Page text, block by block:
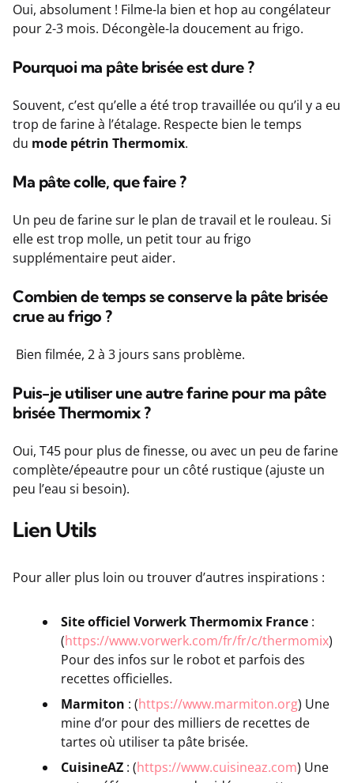
Oui, absolument ! Filme-la bien et hop au congélateur
pour 2-3 mois. Décongèle-la doucement au frigo.
Pourquoi ma pâte brisée est dure ?
Souvent, c’est qu’elle a été trop travaillée ou qu’il y a eu
trop de farine à l’étalage. Respecte bien le temps
du mode pétrin Thermomix.
Ma pâte colle, que faire ?
Un peu de farine sur le plan de travail et le rouleau. Si
elle est trop molle, un petit tour au frigo
supplémentaire peut aider.
Combien de temps se conserve la pâte brisée
crue au frigo ?
Bien filmée, 2 à 3 jours sans problème.
Puis-je utiliser une autre farine pour ma pâte
brisée Thermomix ?
Oui, T45 pour plus de finesse, ou avec un peu de farine
complète/épeautre pour un côté rustique (ajuste un
peu l’eau si besoin).
Lien Utils
Pour aller plus loin ou trouver d’autres inspirations :
Site officiel Vorwerk Thermomix France :
(https://www.vorwerk.com/fr/fr/c/thermomix)
Pour des infos sur le robot et parfois des
recettes officielles.
Marmiton : (https://www.marmiton.org) Une
mine d’or pour des milliers de recettes de
tartes où utiliser ta pâte brisée.
CuisineAZ : (https://www.cuisineaz.com) Une